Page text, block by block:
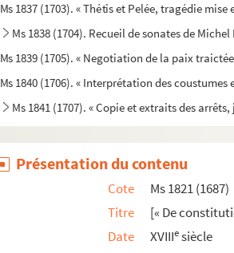
Ms 1837 (1703). « Thétis et Pelée, tragédie
Ms 1838 (1704). Recueil de sonates de
Ms 1839 (1705). « Negotiation de la paix
Ms 1840 (1706). « Interprétation des
Ms 1841 (1707). « Copie et extraits des
Ms 1843 (1709). « Dictionnaire
Ms 1844 (1710). « De l'origine des noms de
Ms 1844 (1710 bis). « Origine et révolutions
Ms 1845 (1711). « Recherches
Présentation du contenu
Cote
Ms 1821 (1687)
Titre
[« De
Date
XVIIIesiècle